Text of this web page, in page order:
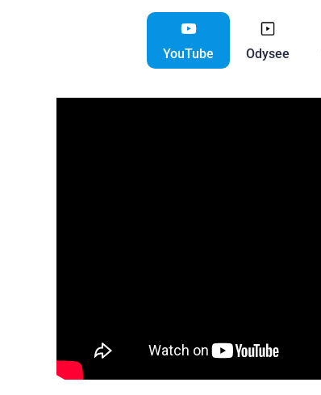
YouTube Odysee